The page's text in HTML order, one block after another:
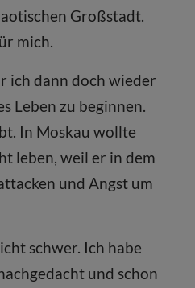
Großstadt.
mich.
ich dann doch wieder
Leben zu beginnen.
In Moskau wollte
leben, weil er in dem
und Angst um
schwer. Ich habe
und schon